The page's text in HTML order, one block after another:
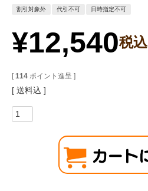
割引対象外 代引不可 日時指定不可
¥12,540税込
[ 114 ポイント進呈 ]
送料込